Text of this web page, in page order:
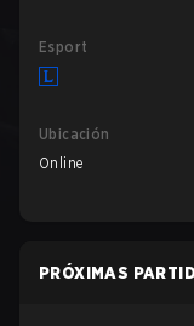
Esport
Ubicación
Online
PRÓXIMAS